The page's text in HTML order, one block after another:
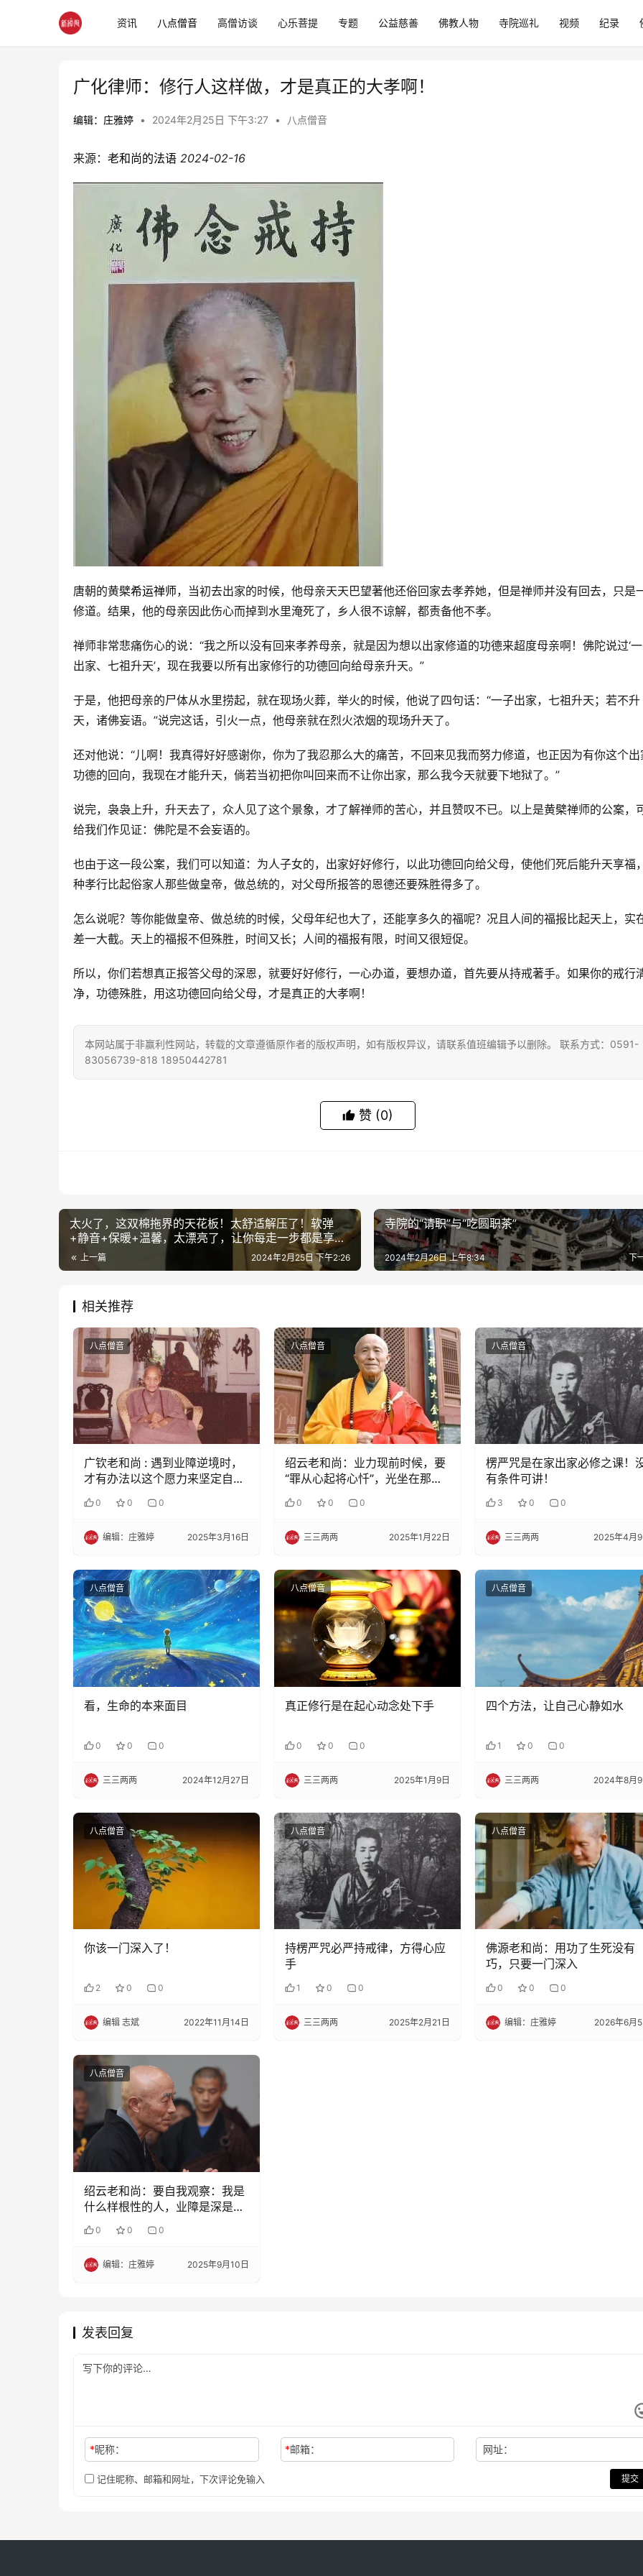
资讯 八点僧音 高僧访谈 心乐菩提 专题 公益慈善 佛教人物 寺院巡礼 视频 纪录
广化律师：修行人这样做，才是真正的大孝啊！
编辑：庄雅婷 • 2024年2月25日 下午3:27 • 八点僧音
来源： 老和尚的法语 2024-02-16
唐朝的黄檗希运禅师，当初去出家的时候，他母亲天天巴望著他还俗回家去孝养她，但是禅师并没有回去，只是
修道。结果，他的母亲因此伤心而掉到水里淹死了，乡人很不谅解，都责备他不孝。
禅师非常悲痛伤心的说：“我之所以没有回来孝养母亲，就是因为想以出家修道的功德来超度母亲啊！佛陀说过‘
出家、七祖升天’，现在我要以所有出家修行的功德回向给母亲升天。”
于是，他把母亲的尸体从水里捞起，就在现场火葬，举火的时候，他说了四句话：“一子出家，七祖升天；若不升
天，诸佛妄语。”说完这话，引火一点，他母亲就在烈火浓烟的现场升天了。
还对他说：“儿啊！我真得好好感谢你，你为了我忍那么大的痛苦，不回来见我而努力修道，也正因为有你这个出
功德的回向，我现在才能升天，倘若当初把你叫回来而不让你出家，那么我今天就要下地狱了。”
说完，袅袅上升，升天去了，众人见了这个景象，才了解禅师的苦心，并且赞叹不已。以上是黄檗禅师的公案，
给我们作见证：佛陀是不会妄语的。
也由于这一段公案，我们可以知道：为人子女的，出家好好修行，以此功德回向给父母，使他们死后能升天享福
种孝行比起俗家人那些做皇帝，做总统的，对父母所报答的恩德还要殊胜得多了。
怎么说呢？等你能做皇帝、做总统的时候，父母年纪也大了，还能享多久的福呢？况且人间的福报比起天上，实
差一大截。天上的福报不但殊胜，时间又长；人间的福报有限，时间又很短促。
所以，你们若想真正报答父母的深恩，就要好好修行，一心办道，要想办道，首先要从持戒著手。如果你的戒行
净，功德殊胜，用这功德回向给父母，才是真正的大孝啊！
本网站属于非赢利性网站，转载的文章遵循原作者的版权声明，如有版权异议，请联系值班编辑予以删除。 联系方式：0591-
83056739-818 18950442781
赞 (0)
太火了，这双棉拖界的天花板！太舒适解压了！软弹
+静音+保暖+温馨，太漂亮了，让你每走一步都是享
受！上一篇 2024年2月25日 下午2:26
寺院的“请职”与“吃圆职茶”
下
2024年2月26日 上午8:34
相关推荐
八点僧音
广钦老和尚 : 遇到业障逆境时，
才有办法以这个愿力来坚定自
己，不致退心
0 0 0
编辑：庄雅婷 2025年3月16日
八点僧音
绍云老和尚：业力现前时候，要
“罪从心起将心忏”，光坐在那里
不行
0 0 0
三三两两 2025年1月22日
八点僧音
楞严咒是在家出家必修之课！
有条件可讲！
3 0 0
三三两两 2025年4月
八点僧音
看，生命的本来面目
0 0 0
三三两两 2024年12月27日
八点僧音
真正修行是在起心动念处下手
0 0 0
三三两两 2025年1月9日
八点僧音
四个方法，让自己心静如水
1 0 0
三三两两 2024年8月
八点僧音
你该一门深入了！
2 0 0
编辑 志斌 2022年11月14日
八点僧音
持楞严咒必严持戒律，方得心应
手
1 0 0
三三两两 2025年2月21日
八点僧音
佛源老和尚：用功了生死没有
巧，只要一门深入
0 0 0
编辑：庄雅婷 2026年6月
八点僧音
绍云老和尚：要自我观察：我是
什么样根性的人，业障是深是
浅，福报是大是小
0 0 0
编辑：庄雅婷 2025年9月10日
发表回复
*昵称： *邮箱： 网址：
记住昵称、邮箱和网址，下次评论免输入 提交